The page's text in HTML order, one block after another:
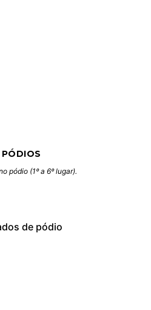
pódio (1º a 6º lugar).
de pódio